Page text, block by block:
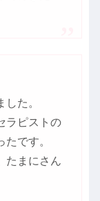
た。
ラピストの
です。
たまにさん